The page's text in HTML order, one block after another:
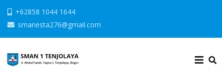
+62858 1044 1644
smanesta276@gmail.com